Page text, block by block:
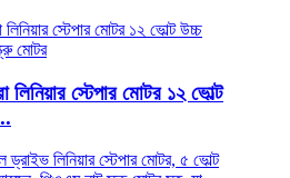
লিনিয়ার স্টেপার মোটর ১২ ভোল্ট